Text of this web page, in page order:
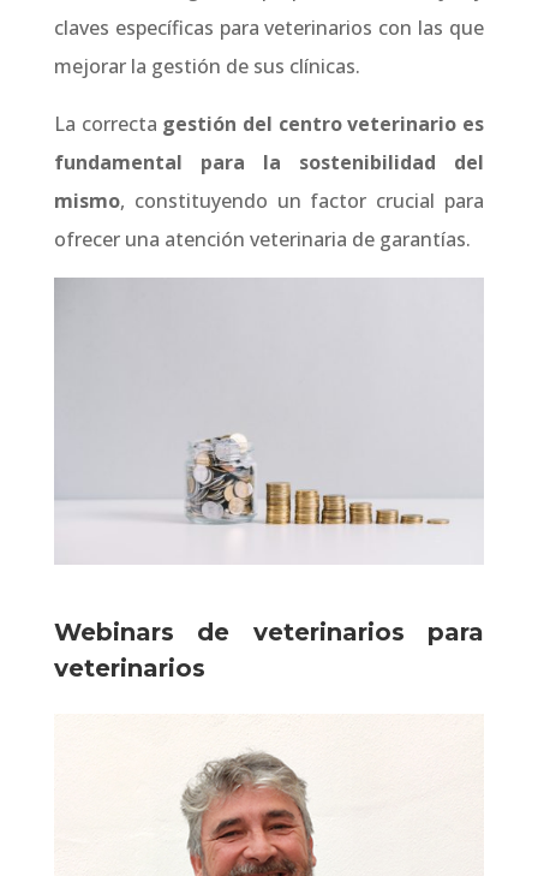
claves específicas para veterinarios con las que
mejorar la gestión de sus clínicas.
La correcta gestión del centro veterinario es
fundamental para la sostenibilidad del
mismo, constituyendo un factor crucial para
ofrecer una atención veterinaria de garantías.
Webinars de veterinarios para
veterinarios